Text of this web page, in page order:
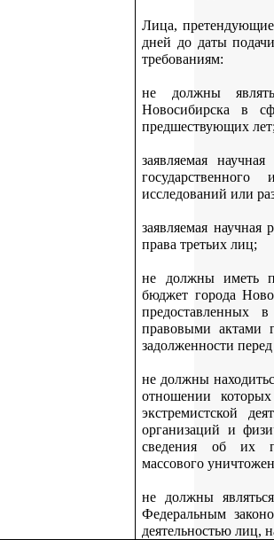
Лица,
дней до даты
требованиям:
не должны
Новосибирска в
предшествующих
заявляемая
исследований или
заявляемая
права третьих лиц;
не должны иметь
бюджет города
предоставленных
правовыми актами
задолженности
не должны
отношении
экстремистской
организаций и
сведения об их
массового
не должны
Федеральным
деятельностью лиц,